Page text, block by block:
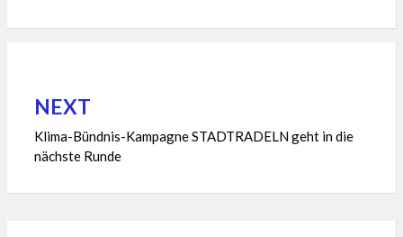
NEXT
Klima-Bündnis-Kampagne STADTRADELN geht in die
nächste Runde